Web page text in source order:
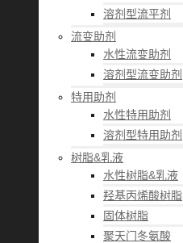
溶剂型流平剂
流变助剂
水性流变助剂
溶剂型流变助剂
特用助剂
水性特用助剂
溶剂型特用助剂
树脂&乳液
水性树脂&乳液
羟基丙烯酸树脂
固体树脂
聚天门冬氨酸